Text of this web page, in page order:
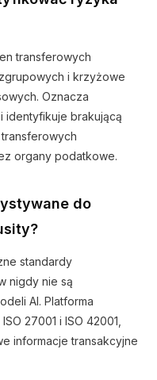
transferowych
i krzyżowe
Oznacza
identyfikuje brakującą
organy podatkowe.
do
standardy
nigdy nie są
AI. Platforma
27001 i ISO 42001,
informacje transakcyjne